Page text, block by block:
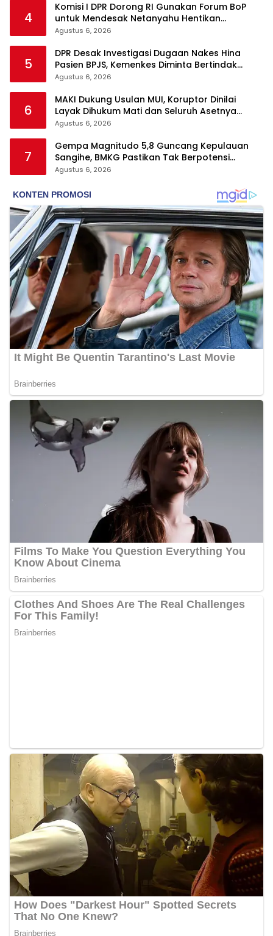
4
Komisi I DPR Dorong RI Gunakan Forum BoP
untuk Mendesak Netanyahu Hentikan
Serangan ke Gaza
Agustus 6, 2026
5
DPR Desak Investigasi Dugaan Nakes Hina
Pasien BPJS, Kemenkes Diminta Bertindak
Tegas
Agustus 6, 2026
6
MAKI Dukung Usulan MUI, Koruptor Dinilai
Layak Dihukum Mati dan Seluruh Asetnya
Dirampas
Agustus 6, 2026
7
Gempa Magnitudo 5,8 Guncang Kepulauan
Sangihe, BMKG Pastikan Tak Berpotensi
Tsunami
Agustus 6, 2026